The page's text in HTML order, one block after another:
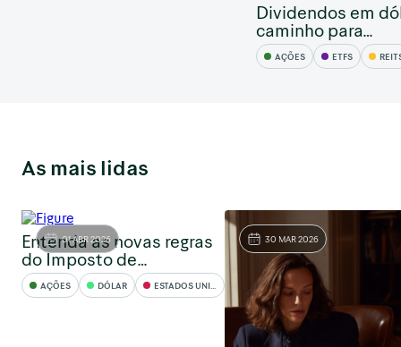
Dividendos em
caminho para…
AÇÕES ETFS
As mais lidas
01 ABR 2026
Entenda as novas regras
do Imposto de…
AÇÕES DÓLAR ESTADOS UNIDOS
30 MAR 2026